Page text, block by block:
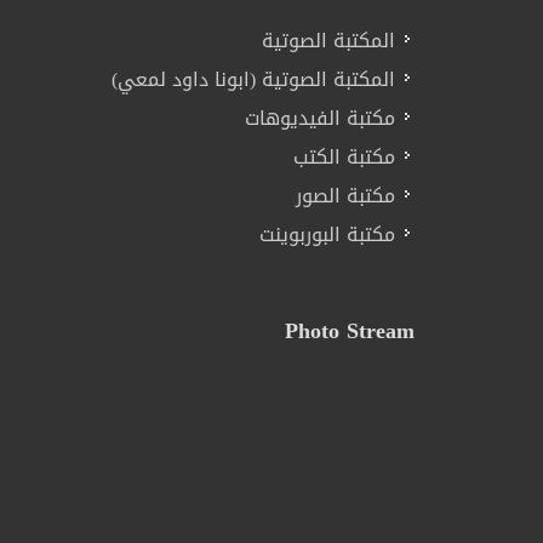
المكتبة الصوتية
المكتبة الصوتية (ابونا داود لمعي)
مكتبة الفيديوهات
مكتبة الكتب
مكتبة الصور
مكتبة البوربوينت
Photo Stream